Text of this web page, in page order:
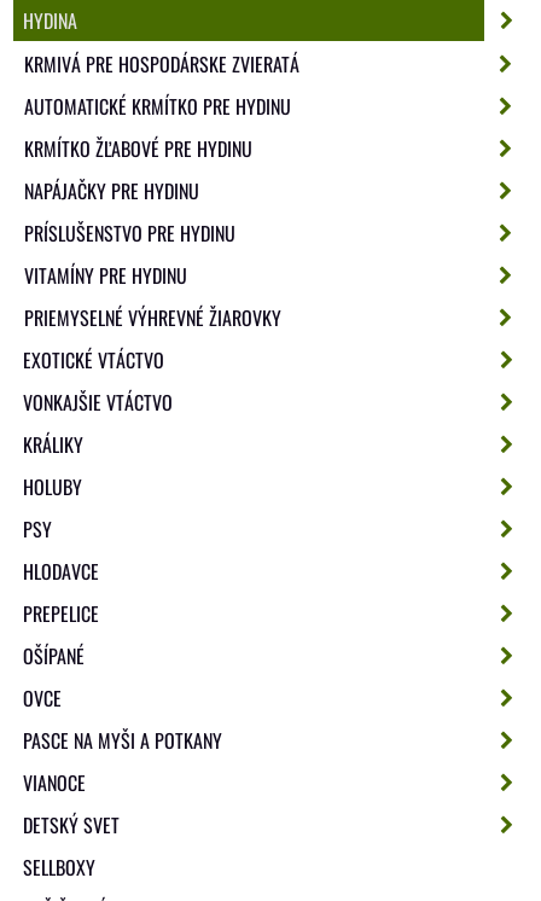
HYDINA
KRMIVÁ PRE HOSPODÁRSKE ZVIERATÁ
AUTOMATICKÉ KRMÍTKO PRE HYDINU
KRMÍTKO ŽĽABOVÉ PRE HYDINU
NAPÁJAČKY PRE HYDINU
PRÍSLUŠENSTVO PRE HYDINU
VITAMÍNY PRE HYDINU
PRIEMYSELNÉ VÝHREVNÉ ŽIAROVKY
EXOTICKÉ VTÁCTVO
VONKAJŠIE VTÁCTVO
KRÁLIKY
HOLUBY
PSY
HLODAVCE
PREPELICE
OŠÍPANÉ
OVCE
PASCE NA MYŠI A POTKANY
VIANOCE
DETSKÝ SVET
SELLBOXY